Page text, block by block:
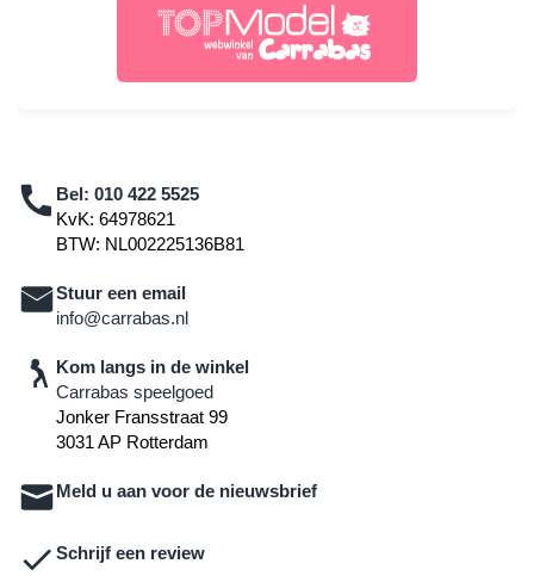
Bel: 010 422 5525
KvK: 64978621
BTW: NL002225136B81
Stuur een email
info@carrabas.nl
Kom langs in de winkel
Carrabas speelgoed
Jonker Fransstraat 99
3031 AP Rotterdam
Meld u aan voor de nieuwsbrief
Schrijf een review